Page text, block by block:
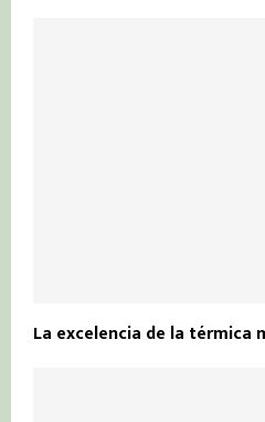
La excelencia de la térmica